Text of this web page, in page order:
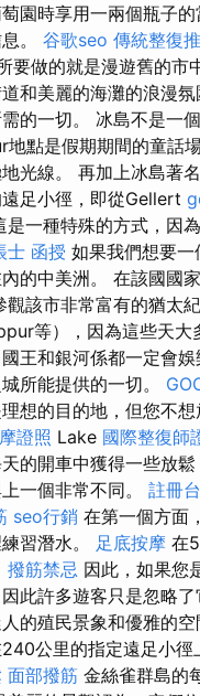
園時享用一兩個瓶子的
。 谷歌seo 傳統整復
要做的就是漫遊舊的市
和美麗的海灘的浪漫
的一切。 冰島不是一
點是假期期間的童話
光線。 再加上冰島著
足小徑，即從Gellert
是一種特殊的方式，因
士 函授 如果我們想要
的中美洲。 在該國國
觀該市非常富有的猶太
等），因為這些天大
王和銀河係都一定會娛
所能提供的一切。
想的目的地，但您不
證照 Lake 國際整復師
的開車中獲得一些放
一個非常不同。 註冊
seo行銷 在第一個方面
習潛水。 足底按摩 在
撥筋禁忌 因此，如果您
此許多遊客只是忽略了
的殖民景象和優雅的空
公里的指定遠足小
面部撥筋 金絲雀群島的